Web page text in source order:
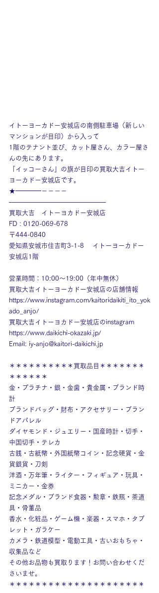
イトーヨーカドー安城店の南側駐車場（新しい
マンションが目印）から入って
1階のテナント並び、カット屋さん、カラー屋さ
んの先にあります。
「イッコーさん」の旗が目印の買取大吉イトー
ヨーカドー安城店です。
★━━━━－－－－
———————————————
買取大吉　イトーヨカドー安城店
FD : 0120-069-678
〒444-0840
愛知県安城市住吉町3-1-8　 イトーヨーカドー
安城店1階
営業時間：10:00～19:00（年中無休）
買取大吉イトーヨーカドー安城店の店舗情報
https://www.instagram.com/kaitoridaikiti_ito_yok
ado_anjo/
買取大吉イトーヨカドー安城店のinstagram
https://www.daikichi-okazaki.jp/
Email: iy-anjo@kaitori-daikichi.jp
＊＊＊＊＊＊＊＊＊＊買取品目＊＊＊＊＊＊＊
＊＊＊＊＊＊
金・プラチナ・銀・金歯・貴金属・ブランド時
計
ブランドバッグ・財布・アクセサリー・ブラン
ドアパレル
ダイヤモンド・ジュエリー・国産時計・切手・
中国切手・テレカ
古銭・古紙幣・外国紙幣コイン・記念硬貨・金
貨銀貨・刀剣
洋酒・万年筆・ライター・フィギュア・玩具・
ミニカー・金券
記念メダル・ブランド食器・勲章・鉄瓶・茶道
具・骨董品
香水・化粧品・ゲーム機・楽器・スマホ・タブ
レット・ガラケー
カメラ・鉄道模型・電動工具・古いおもちゃ・
収集品など
その他お品物も買取ります！お問い合わせくだ
さいませ。
＊＊＊＊＊＊＊＊＊＊＊＊＊＊＊＊＊＊＊＊＊